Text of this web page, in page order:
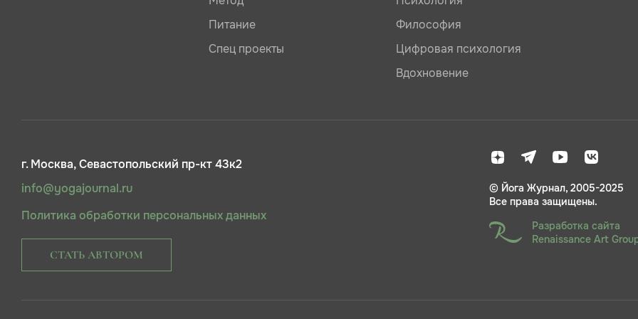
Питание
Спец проекты
Философия
Цифровая психология
Вдохновение
г. Москва, Севастопольский пр-кт 43к2
info@yogajournal.ru
Политика обработки персональных данных
СТАТЬ АВТОРОМ
© Йога Журнал, 2005-2025
Все права защищены.
Разработка сайта
Renaissance Art